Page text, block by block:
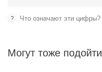
? Что означают эти цифры?
Могут тоже подойти